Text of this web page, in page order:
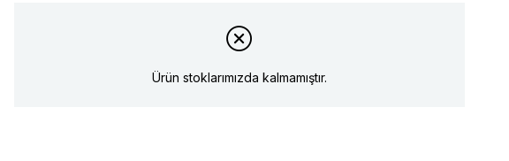
Ürün stoklarımızda kalmamıştır.